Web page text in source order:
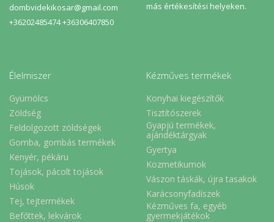
dombvidekikosar@gmail.com
+36202485474 +36306407850
más értékesítési helyeken.
Élelmiszer
Gyümölcs
Zöldség
Feldolgozott zöldségek
Gomba, gombás termékek
Kenyér, pékáru
Tojások, pácolt tojások
Húsok
Tej, tejtermékek
Befőttek, lekvárok
Kézműves termékek
Konyhai kiegészítők
Tisztítószerek
Gyapjú termékek,
ajándéktárgyak
Gyertya
Kozmetikumok
Vászon táskák, újra tasakok
Karácsonyfadíszek
Kézműves fa, egyéb
gyermekjátékok